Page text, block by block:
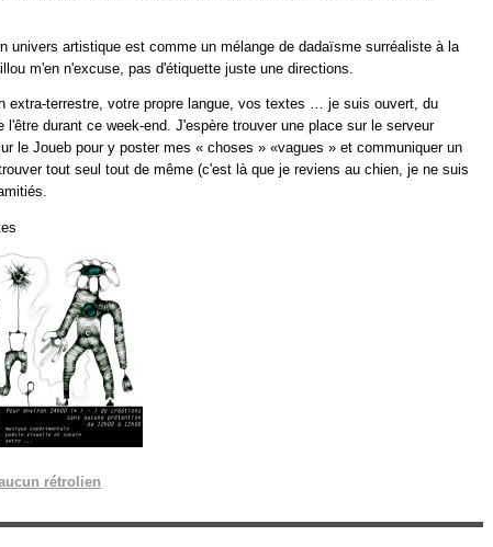
univers artistique est comme un mélange de dadaïsme surréaliste à la
m'en n'excuse, pas d'étiquette juste une directions.
extra-terrestre, votre propre langue, vos textes … je suis ouvert, du
l'être durant ce week-end. J'espère trouver une place sur le serveur
le Joueb pour y poster mes « choses » «vagues » et communiquer un
tout seul tout de même (c'est là que je reviens au chien, je ne suis
rétrolien